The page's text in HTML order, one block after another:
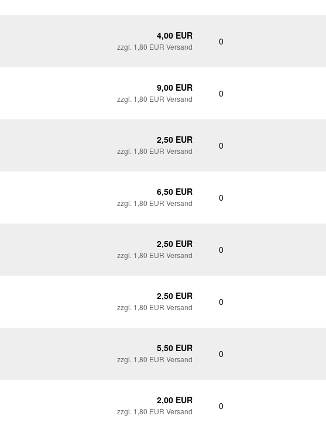
4,00 EUR
zzgl. 1,80 EUR Versand 0
9,00 EUR
zzgl. 1,80 EUR Versand 0
2,50 EUR
zzgl. 1,80 EUR Versand 0
6,50 EUR
zzgl. 1,80 EUR Versand 0
2,50 EUR
zzgl. 1,80 EUR Versand 0
2,50 EUR
zzgl. 1,80 EUR Versand 0
5,50 EUR
zzgl. 1,80 EUR Versand 0
2,00 EUR
zzgl. 1,80 EUR Versand 0